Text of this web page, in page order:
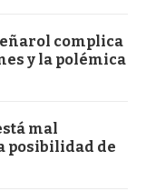
complica
y la polémica
mal
posibilidad de